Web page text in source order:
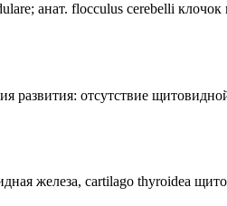
анат. flocculus cerebelli
развития: отсутствие
железа, cartilago thyroidea